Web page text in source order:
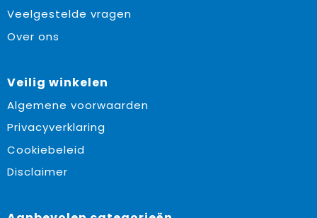
Veelgestelde vragen
Over ons
Veilig winkelen
Algemene voorwaarden
Privacyverklaring
Cookiebeleid
Disclaimer